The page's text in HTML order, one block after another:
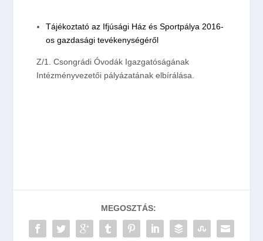
Tájékoztató az Ifjúsági Ház és Sportpálya 2016-
os gazdasági tevékenységéről
Z/1.Csongrádi Óvodák Igazgatóságának
Intézményvezetői pályázatának elbírálása.
MEGOSZTÁS: